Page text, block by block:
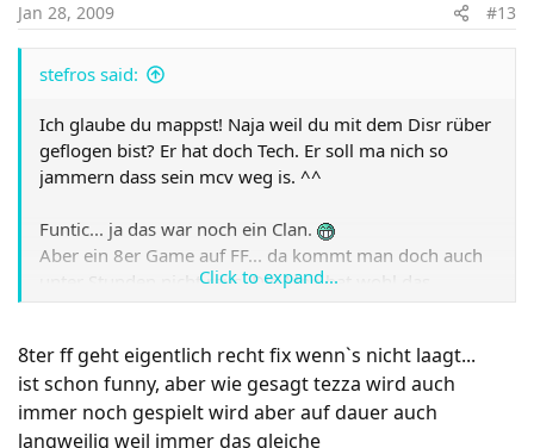
Jan 28, 2009 #13
stefros said:
Ich glaube du mappst! Naja weil du mit dem Disr rüber
geflogen bist? Er hat doch Tech. Er soll ma nich so
jammern dass sein mcv weg is. ^^
Funtic... ja das war noch ein Clan.
Aber ein 8er Game auf FF... da kommt man doch auch
unter Stunden nicht raus. Die Map hat wohl das
höchste Potential einzuschlafen.
Click to expand...
8ter ff geht eigentlich recht fix wenn`s nicht laagt...
ist schon funny, aber wie gesagt tezza wird auch
immer noch gespielt wird aber auf dauer auch
langweilig weil immer das gleiche